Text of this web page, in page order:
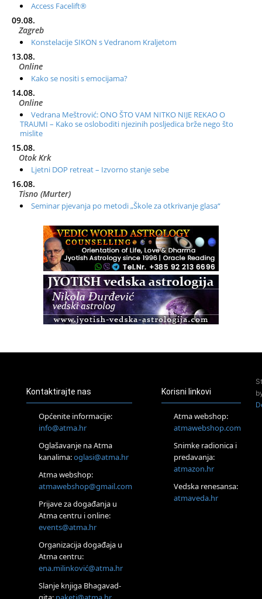
Access Facelift®
09.08.
Zagreb
Konstelacije SIKON s Vedranom Kraljetom
13.08.
Online
Kako se nositi s emocijama?
14.08.
Online
Vedrana Meštrović: ONO ŠTO VAM NITKO NIJE REKAO O
TRAUMI – Kako se osloboditi njezinih posljedica brže nego što
mislite
15.08.
Otok Krk
Ljetni DOP retreat – Izvorno stanje sebe
16.08.
Tisno (Murter)
Seminar pjevanja po metodi „Škole za otkrivanje glasa“
Radionica: Pomagači iz drugih dimenzija Online – otvoreno za
Zagreb+Online
Osnovni ThetaHealing® tečaj, Zagreb i Online
Access BARS®, otpusti stres
Pjesma srca / Zagreb
Tečaj Višeg Vodstva, razvijanja intuicije i Akaša zapisa
Online
Postanite Nositelj Vibracije Nove Zemlje
Visoko
Alemka Dauskardt – Jednodnevna radionica sistemskih
konstelacija
Zagreb
HOD PO ŽERAVICI – Seminar koji mijenja tijelo, duh i um
SoulFest – Festival glazbe, mudrosti i zajedništva
Zagreb
Access BARS® edukacija otpusti stres
Kontaktirajte nas
Općenite informacije:
info@atma.hr
Oglašavanje na Atma
kanalima:oglasi@atma.hr
Atma webshop:
atmawebshop@gmail.com
Prijave za događanja u
Atma centru i online:
events@atma.hr
Organizacija događaja u
Atma centru:
ena.milinković@atma.hr
Slanje knjiga Bhagavad-
Korisni linkovi
Atma webshop:
atmawebshop.com
Snimke radionica i
predavanja:
atmazon.hr
Vedska renesansa:
atmaveda.hr